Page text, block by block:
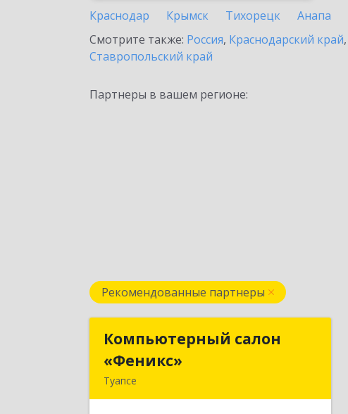
Краснодар
Крымск Тихорецк Анапа
Смотрите также: Россия, Краснодарский край,
Ставропольский край
Партнеры в вашем регионе:
Рекомендованные партнеры
Компьютерный салон
«Феникс»
Туапсе
Компьютерный салон